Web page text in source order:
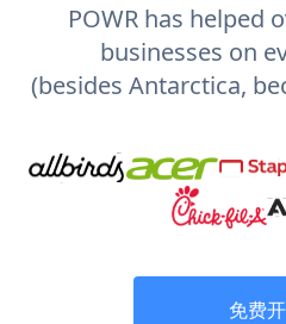
POWR has helped
businesses on
(besides Antarctica,
免费